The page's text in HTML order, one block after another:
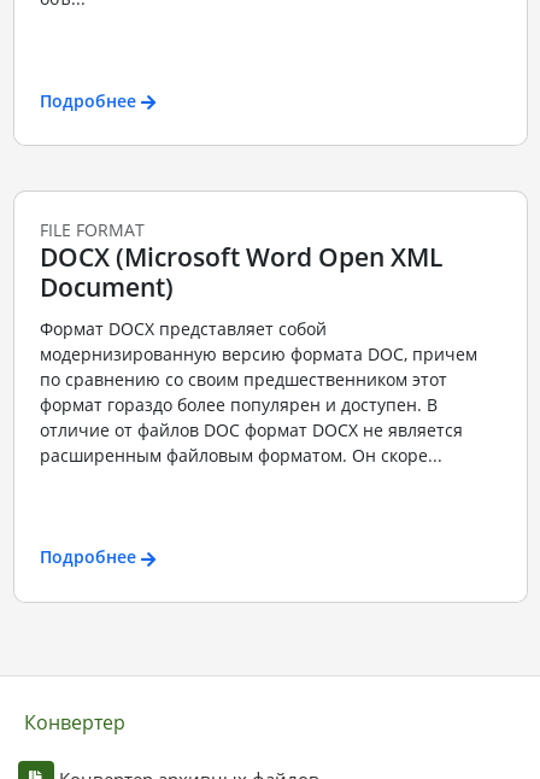
Подробнее
FILE FORMAT
DOCX (Microsoft Word Open XML
Document)
Формат DOCX представляет собой
модернизированную версию формата DOC, причем
по сравнению со своим предшественником этот
формат гораздо более популярен и доступен. В
отличие от файлов DOC формат DOCX не является
расширенным файловым форматом. Он скоре...
Подробнее
Конвертер